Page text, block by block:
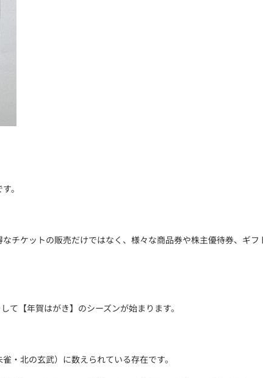
。
チケットの販売だけではなく、様々な商品券や株主優待券、ギフ
て【年賀はがき】のシーズンが始まります。
・北の玄武）に数えられている存在です。